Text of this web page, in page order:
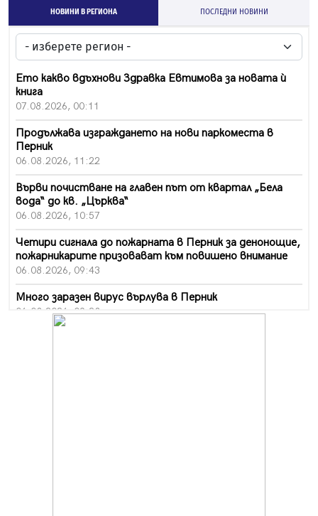
НОВИНИ В РЕГИОНА ПОСЛЕДНИ НОВИНИ
Ето какво вдъхнови Здравка Евтимова за новата ѝ
книга
07.08.2026, 00:11
Продължава изграждането на нови паркоместа в
Перник
06.08.2026, 11:22
Върви почистване на главен път от квартал „Бела
вода“ до кв. „Църква“
06.08.2026, 10:57
Четири сигнала до пожарната в Перник за денонощие,
пожарникарите призовават към повишено внимание
06.08.2026, 09:43
Много заразен вирус върлува в Перник
06.08.2026, 09:28